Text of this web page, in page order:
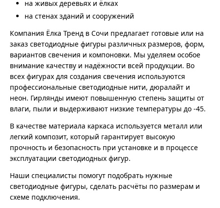
на живых деревьях и ёлках
на стенах зданий и сооружений
Компания Ёлка Тренд в Сочи предлагает готовые или на
заказ светодиодные фигуры различных размеров, форм,
вариантов свечения и компоновки. Мы уделяем особое
внимание качеству и надёжности всей продукции. Во
всех фигурах для создания свечения используются
профессиональные светодиодные нити, дюралайт и
неон. Гирлянды имеют повышенную степень защиты от
влаги, пыли и выдерживают низкие температуры до -45.
В качестве материала каркаса используется металл или
легкий композит, который гарантирует высокую
прочность и безопасность при установке и в процессе
эксплуатации светодиодных фигур.
Наши специалисты помогут подобрать нужные
светодиодные фигуры, сделать расчёты по размерам и
схеме подключения.